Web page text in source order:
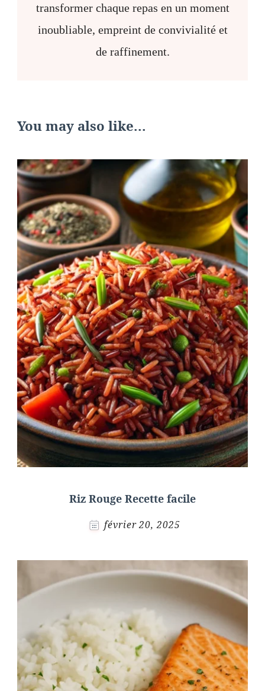
transformer chaque repas en un moment
inoubliable, empreint de convivialité et
de raffinement.
You may also like...
Riz Rouge Recette facile
février 20, 2025